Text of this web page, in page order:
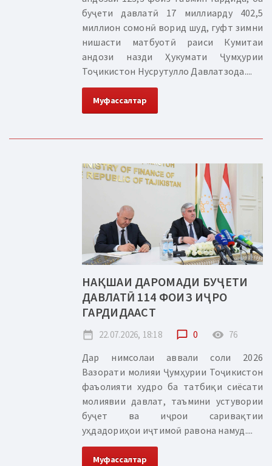
буҷети давлатӣ 17 миллиарду 402,5
миллион сомонӣ ворид шуд, гуфт зимни
нишасти матбуотӣ раиси Кумитаи
андози назди Ҳукумати Ҷумҳурии
Тоҷикистон Нусрутулло Давлатзода....
Муфассалтар
НАҚШАИ ДАРОМАДИ БУҶЕТИ
ДАВЛАТӢ 114 ФОИЗ ИҶРО
ГАРДИДААСТ
date_range 22.07.2026, 18:18 chat_bubble_outline 0 remove_red_eye 76
Дар нимсолаи аввали соли 2026
Вазорати молияи Ҷумҳурии Тоҷикистон
фаъолияти худро ба татбиқи сиёсати
молиявии давлат, таъмини устувории
буҷет ва иҷрои саривақтии
уҳдадориҳои иҷтимоӣ равона намуд....
Муфассалтар